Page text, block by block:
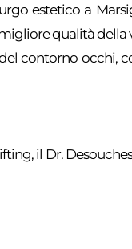
estetico a
qualità della
contorno occhi,
il Dr.